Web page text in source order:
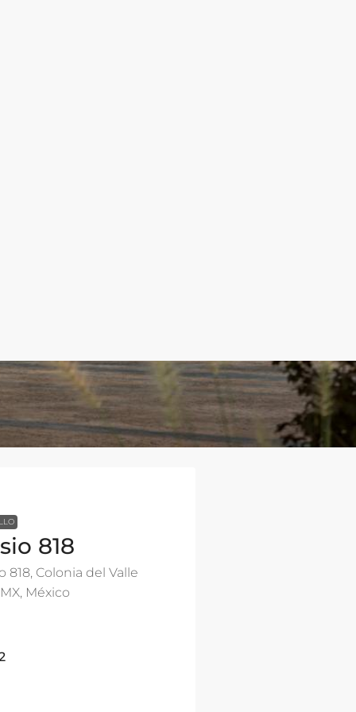
818
818, Colonia del Valle
México